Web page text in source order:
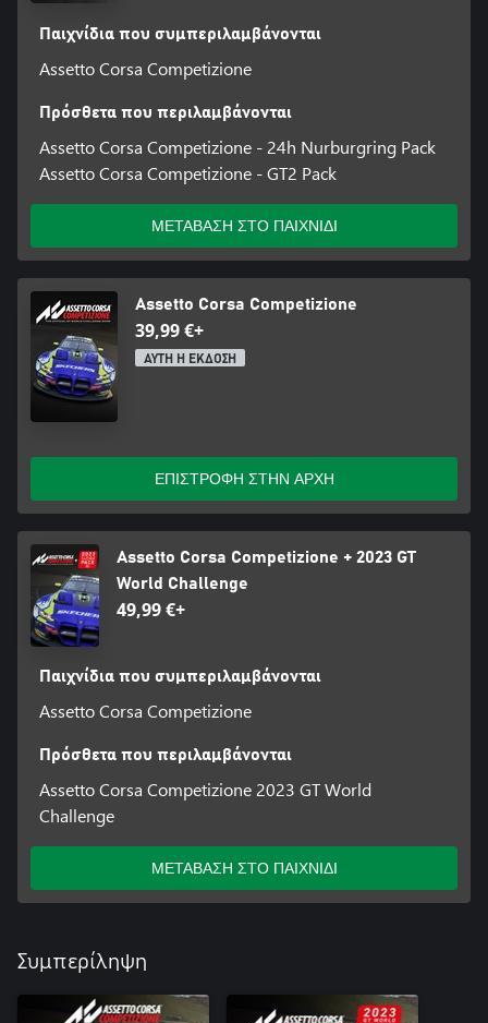
Παιχνίδια που συμπεριλαμβάνονται
Assetto Corsa Competizione
Πρόσθετα που περιλαμβάνονται
Assetto Corsa Competizione - 24h Nurburgring Pack
Assetto Corsa Competizione - GT2 Pack
ΜΕΤΑΒΑΣΗ ΣΤΟ ΠΑΙΧΝΙΔΙ
Assetto Corsa Competizione
39,99 €+
ΑΥΤΗ Η ΕΚΔΟΣΗ
ΕΠΙΣΤΡΟΦΗ ΣΤΗΝ ΑΡΧΗ
Assetto Corsa Competizione + 2023 GT
World Challenge
49,99 €+
Παιχνίδια που συμπεριλαμβάνονται
Assetto Corsa Competizione
Πρόσθετα που περιλαμβάνονται
Assetto Corsa Competizione 2023 GT World
Challenge
ΜΕΤΑΒΑΣΗ ΣΤΟ ΠΑΙΧΝΙΔΙ
Συμπερίληψη